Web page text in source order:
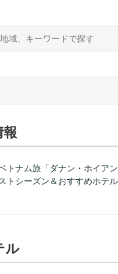
報
トナム旅「ダナン・ホイア
ストシーズン＆おすすめホテル
ル